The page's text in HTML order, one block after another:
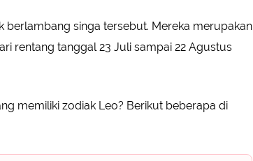
berlambang singa tersebut. Mereka merupakan
rentang tanggal 23 Juli sampai 22 Agustus
memiliki zodiak Leo? Berikut beberapa di